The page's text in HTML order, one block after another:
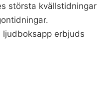
största kvällstidningar
erbjuds